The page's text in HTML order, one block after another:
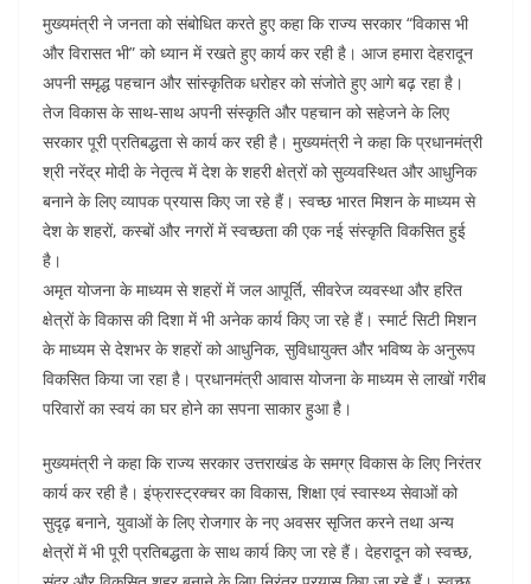
मुख्यमंत्री ने जनता को संबोधित करते हुए कहा कि राज्य सरकार “विकास भी
और विरासत भी” को ध्यान में रखते हुए कार्य कर रही है। आज हमारा देहरादून
अपनी समृद्ध पहचान और सांस्कृतिक धरोहर को संजोते हुए आगे बढ़ रहा है।
तेज विकास के साथ-साथ अपनी संस्कृति और पहचान को सहेजने के लिए
सरकार पूरी प्रतिबद्धता से कार्य कर रही है। मुख्यमंत्री ने कहा कि प्रधानमंत्री
श्री नरेंद्र मोदी के नेतृत्व में देश के शहरी क्षेत्रों को सुव्यवस्थित और आधुनिक
बनाने के लिए व्यापक प्रयास किए जा रहे हैं। स्वच्छ भारत मिशन के माध्यम से
देश के शहरों, कस्बों और नगरों में स्वच्छता की एक नई संस्कृति विकसित हुई
है।
अमृत योजना के माध्यम से शहरों में जल आपूर्ति, सीवरेज व्यवस्था और हरित
क्षेत्रों के विकास की दिशा में भी अनेक कार्य किए जा रहे हैं। स्मार्ट सिटी मिशन
के माध्यम से देशभर के शहरों को आधुनिक, सुविधायुक्त और भविष्य के अनुरूप
विकसित किया जा रहा है। प्रधानमंत्री आवास योजना के माध्यम से लाखों गरीब
परिवारों का स्वयं का घर होने का सपना साकार हुआ है।
मुख्यमंत्री ने कहा कि राज्य सरकार उत्तराखंड के समग्र विकास के लिए निरंतर
कार्य कर रही है। इंफ्रास्ट्रक्चर का विकास, शिक्षा एवं स्वास्थ्य सेवाओं को
सुदृढ़ बनाने, युवाओं के लिए रोजगार के नए अवसर सृजित करने तथा अन्य
क्षेत्रों में भी पूरी प्रतिबद्धता के साथ कार्य किए जा रहे हैं। देहरादून को स्वच्छ,